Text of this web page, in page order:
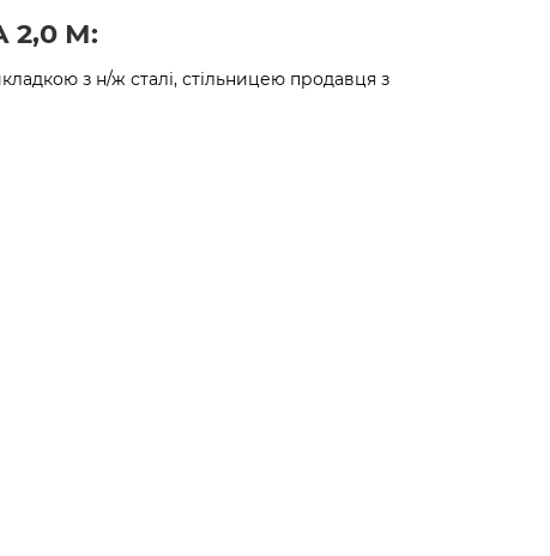
2,0 М:
з н/ж сталі, стільницею продавця з